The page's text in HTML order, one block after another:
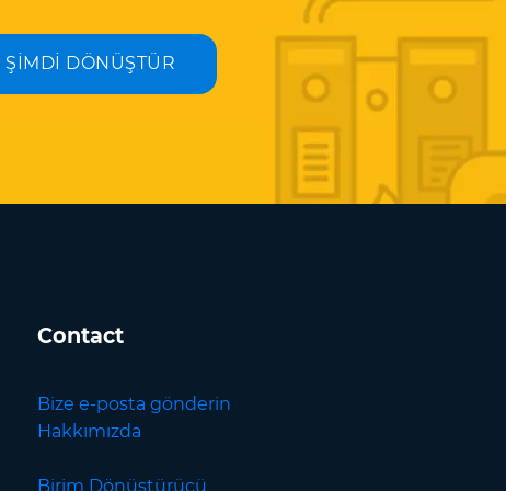
ŞİMDİ DÖNÜŞTÜR
Contact
Bize e-posta gönderin
Hakkımızda
Birim Dönüştürücü